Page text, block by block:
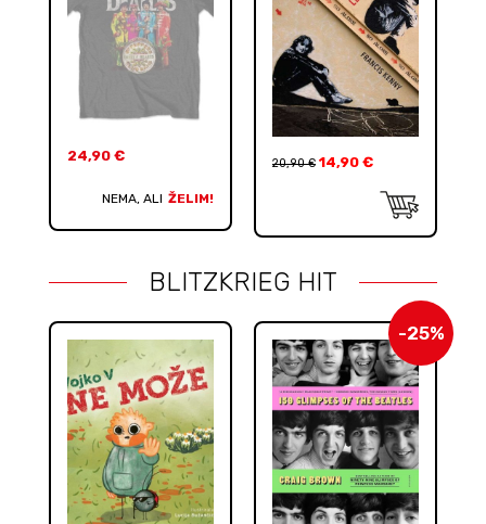
24,90 €
NEMA, ALI ŽELIM!
20,90€ 14,90 €
BLITZKRIEG HIT
-25%